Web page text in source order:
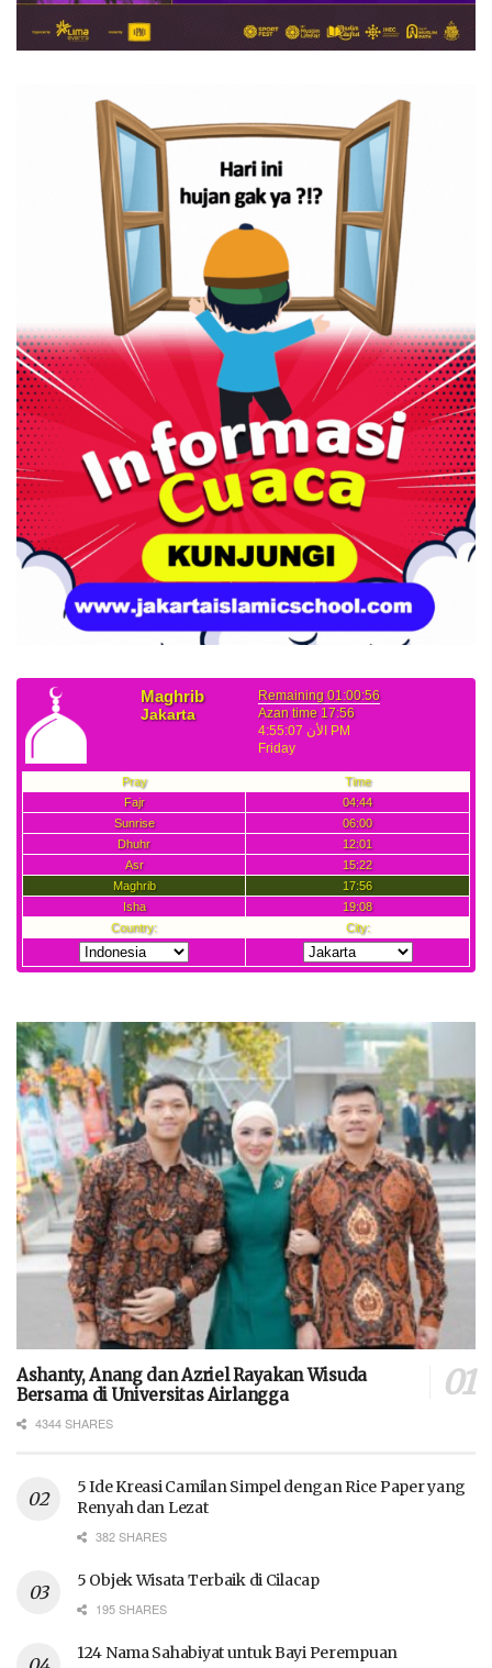
Ashanty, Anang dan Azriel Rayakan Wisuda
Bersama di Universitas Airlangga
4344 SHARES
5 Ide Kreasi Camilan Simpel dengan Rice Paper yang
Renyah dan Lezat
382 SHARES
5 Objek Wisata Terbaik di Cilacap
195 SHARES
124 Nama Sahabiyat untuk Bayi Perempuan